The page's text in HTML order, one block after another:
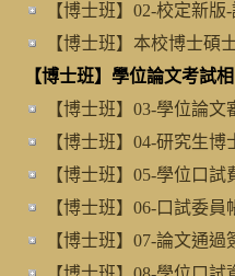
【博士班】02-校定新
【博士班】本校博士碩
【博士班】學位論文考試
【博士班】03-學位論
【博士班】04-研究生
【博士班】05-學位口試
【博士班】06-口試委員
【博士班】07-論文通過